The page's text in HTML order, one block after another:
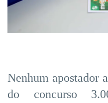
Nenhum apostador
do concurso